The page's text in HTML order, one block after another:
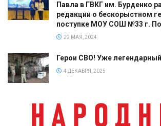
Павла в ГВКГ им. Бурденко
редакции о бескорыстном
поступке МОУ СОШ №33 г.
29 МАЯ, 2024
Герои СВО! Уже
4 ДЕКАБРЯ, 2025